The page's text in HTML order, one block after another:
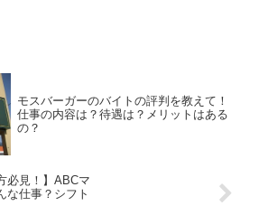
モスバーガーのバイトの評判を教えて！
仕事の内容は？待遇は？メリットはある
の？
必見！】ABCマ
な仕事？シフト